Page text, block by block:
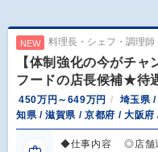
NEW 料理長・シェフ・調理師
【体制強化の今がチ
フードの店長候補★待
450万円～649万円
埼玉県
知県 / 滋賀県 / 京都府 / 大阪府
◆仕事内容 ◎店舗